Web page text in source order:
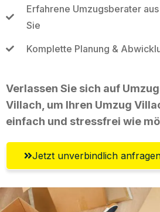
Erfahrene Umzugsberater
Sie
Komplette Planung &
Verlassen Sie sich auf
Villach, um Ihren Umzug
einfach und stressfrei wie
Jetzt unverbindlich